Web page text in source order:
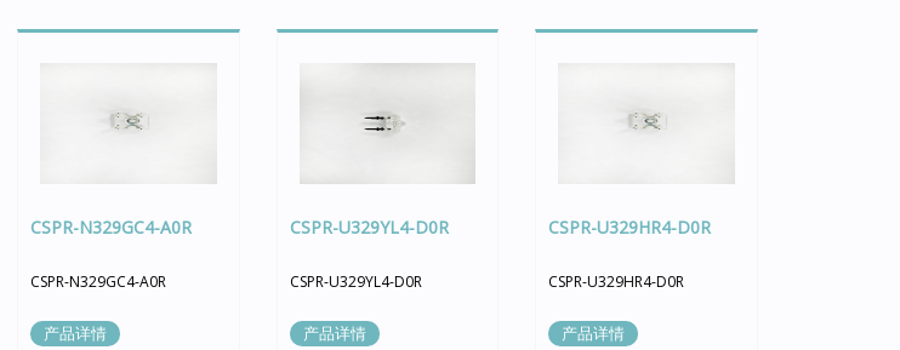
CSPR-N329GC4-A0R
CSPR-N329GC4-A0R
产品详情
CSPR-U329YL4-D0R
CSPR-U329YL4-D0R
产品详情
CSPR-U329HR4-D0R
CSPR-U329HR4-D0R
产品详情